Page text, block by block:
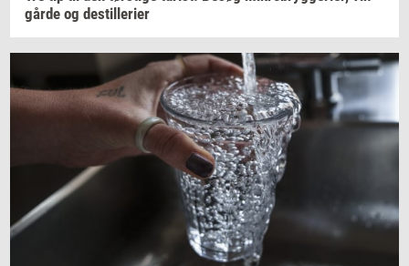
går­de og destil­le­ri­er